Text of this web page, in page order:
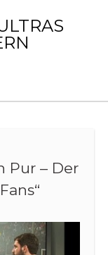
Pur – Der